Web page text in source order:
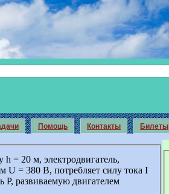
Помощь Контакты Билеты
= 20 м, электродвигатель,
U = 380 В, потребляет силу тока I
развиваемую двигателем